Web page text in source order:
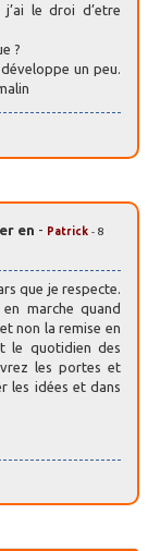
le droi d’etre
?
un peu.
en - Patrick - 8
que je respecte.
marche quand
non la remise en
le quotidien des
les portes et
les idées et dans